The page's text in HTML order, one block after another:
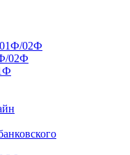
02Ф
02Ф